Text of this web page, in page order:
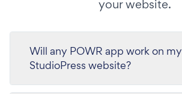
your website.
Will any POWR app work on my
StudioPress website?